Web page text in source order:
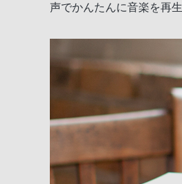
声でかんたんに音楽を再